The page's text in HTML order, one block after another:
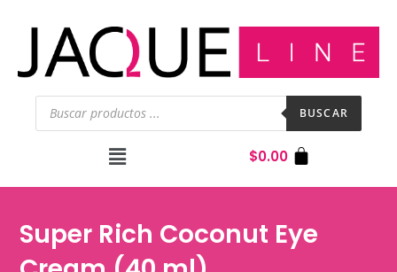
BUSCAR
$0.00
Super Rich Coconut Eye